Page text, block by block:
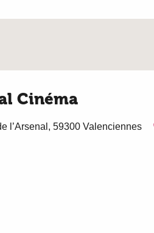
Cinéma
l’Arsenal, 59300 Valenciennes